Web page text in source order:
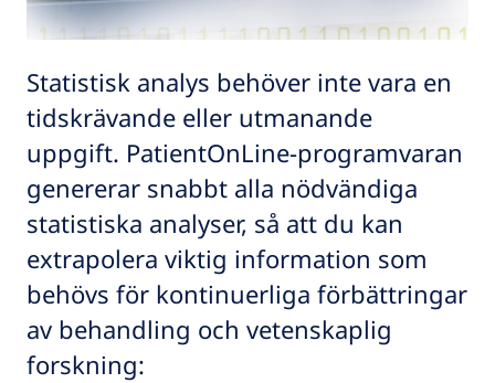
Statistisk analys behöver inte vara en
tidskrävande eller utmanande
uppgift. PatientOnLine-programvaran
genererar snabbt alla nödvändiga
statistiska analyser, så att du kan
extrapolera viktig information som
behövs för kontinuerliga förbättringar
av behandling och vetenskaplig
forskning: